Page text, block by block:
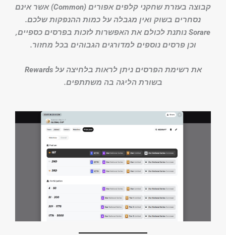
קבוצה בעזרת שחקני קלפים אפורים (Common) אשר אינם
נסחרים בשוק ואין מגבלה על כמות ההנפקות שלכם.
Sorare נותנת לכולם את האפשרות לזכות בפרסים כספיים,
וכן פרסים נוספים למדורגים הגבוהים בכל מחזור.
את רשימת הפרסים ניתן לראות בלחיצה על Rewards
בשורת הליגה בה משתתפים.